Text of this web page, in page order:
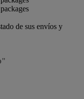
de sus envíos y